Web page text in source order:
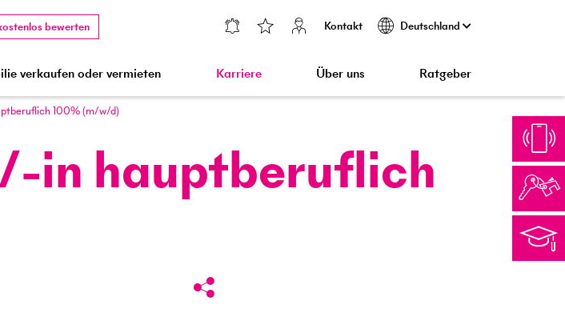
bewerten Kontakt Deutschland
verkaufen oder vermieten Karriere Über uns Ratgeber
100% (m/w/d)
in hauptberuflich